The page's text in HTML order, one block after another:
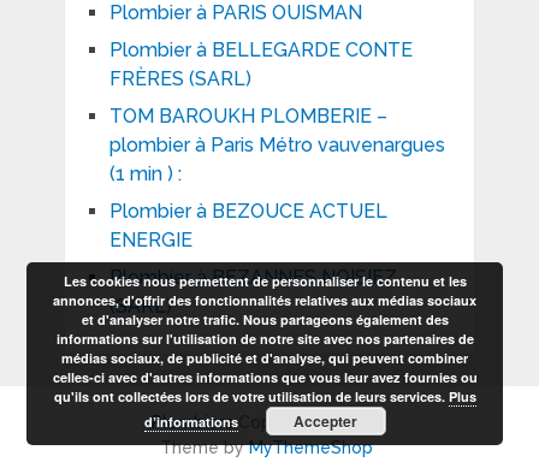
Plombier à PARIS OUISMAN
Plombier à BELLEGARDE CONTE
FRÈRES (SARL)
TOM BAROUKH PLOMBERIE –
plombier à Paris Métro vauvenargues
(1 min ) :
Plombier à BEZOUCE ACTUEL
ENERGIE
Plombier à BEZANNES NOISIEZ
(SARL)
PlombiersCopyright © 2026.
Theme byMyThemeShop
Les cookies nous permettent de personnaliser le contenu et les
annonces, d'offrir des fonctionnalités relatives aux médias sociaux
et d'analyser notre trafic. Nous partageons également des
informations sur l'utilisation de notre site avec nos partenaires de
médias sociaux, de publicité et d'analyse, qui peuvent combiner
celles-ci avec d'autres informations que vous leur avez fournies ou
qu'ils ont collectées lors de votre utilisation de leurs services. Plus
d’informations
Accepter